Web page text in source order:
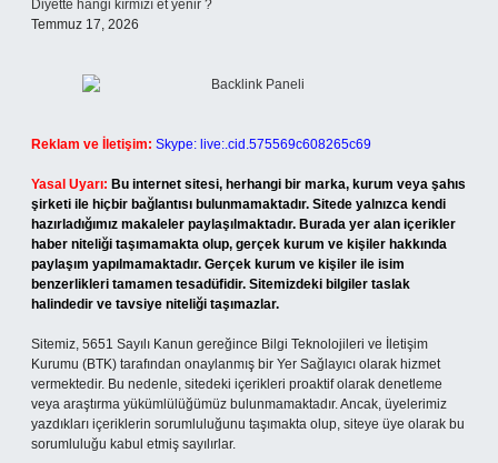
Diyette hangi kırmızı et yenir ?
Temmuz 17, 2026
Reklam ve İletişim: Skype: live:.cid.575569c608265c69
Yasal Uyarı: Bu internet sitesi, herhangi bir marka, kurum veya şahıs
şirketi ile hiçbir bağlantısı bulunmamaktadır. Sitede yalnızca kendi
hazırladığımız makaleler paylaşılmaktadır. Burada yer alan içerikler
haber niteliği taşımamakta olup, gerçek kurum ve kişiler hakkında
paylaşım yapılmamaktadır. Gerçek kurum ve kişiler ile isim
benzerlikleri tamamen tesadüfidir. Sitemizdeki bilgiler taslak
halindedir ve tavsiye niteliği taşımazlar.
Sitemiz, 5651 Sayılı Kanun gereğince Bilgi Teknolojileri ve İletişim
Kurumu (BTK) tarafından onaylanmış bir Yer Sağlayıcı olarak hizmet
vermektedir. Bu nedenle, sitedeki içerikleri proaktif olarak denetleme
veya araştırma yükümlülüğümüz bulunmamaktadır. Ancak, üyelerimiz
yazdıkları içeriklerin sorumluluğunu taşımakta olup, siteye üye olarak bu
sorumluluğu kabul etmiş sayılırlar.